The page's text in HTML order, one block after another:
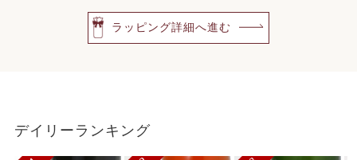
ラッピング詳細へ進む
デイリーランキング